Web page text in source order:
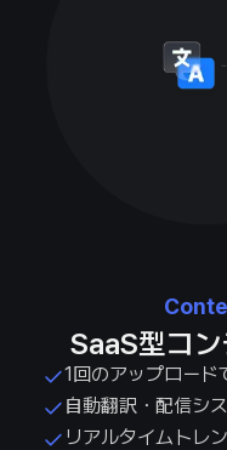
SaaS型コ
1回のアップロード
自動翻訳・配信シ
リアルタイムトレ